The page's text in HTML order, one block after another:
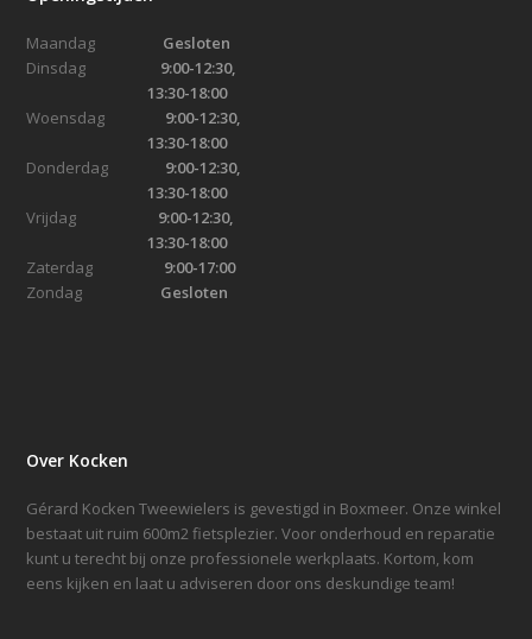
Maandag Gesloten
Dinsdag 9:00-12:30,
13:30-18:00
Woensdag
9:00-12:30,
13:30-18:00
Donderdag 9:00-12:30,
13:30-18:00
Vrijdag 9:00-12:30,
13:30-18:00
Zaterdag 9:00-17:00
Zondag Gesloten
Over Kocken
Gérard Kocken Tweewielers is gevestigd in Boxmeer. Onze winkel
bestaat uit ruim 600m2 fietsplezier. Voor onderhoud en reparatie
kunt u terecht bij onze professionele werkplaats. Kortom, kom
eens kijken en laat u adviseren door ons deskundige team!